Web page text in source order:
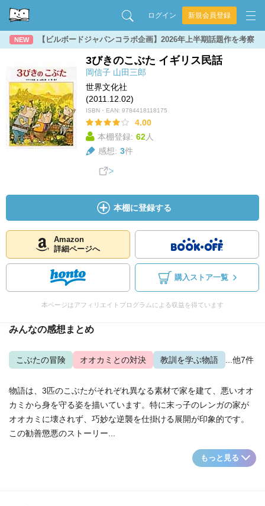
ログイン 新規会員登録
NEW 【ビルボードジャパンコラボ企画】2026年上半期話題作を考察
3びきのこぶた イギリス民話
岡信子 山田三郎
世界文化社
(2011.12.02)
ISBN・EAN: 9784418118175
4.00
本棚登録: 62人
感想: 3件
本棚に登録する
Amazon
詳細ページへ
購入ストア一覧
本ページはアフィリエイトプログラムによる収益を得ています
みんなの感想まとめ
こぶたの冒険 オオカミとの対決 教訓を学ぶ物語 ...他7件
物語は、3匹のこぶたがそれぞれ異なる素材で家を建て、悪いオオ
カミから身を守る姿を描いています。特に末っ子のレンガの家が
オオカミに壊されず、巧妙な逆襲を仕掛ける展開が印象的です。
この勧善懲悪のストーリー...
もっと見る